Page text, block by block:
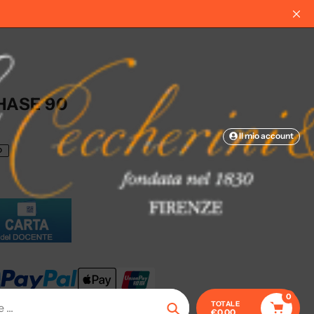
Spedizioni gratuite sopra
Il mio account
TOTALE
0
90